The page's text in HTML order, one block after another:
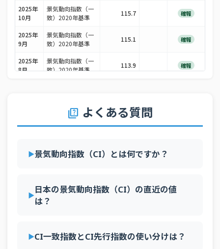
2025年
10月
景気動向指数（一
致）2020年基準
115.7 確報
2025年
9月
景気動向指数（一
致）2020年基準
115.1 確報
2025年
8月
景気動向指数（一
致）2020年基準
113.9 確報
景気動向指数（一
115.7
2025年
景気動向指数（一
致）2020年基準
115.8
景気動向指数（一
quiz よくある質問
景気動向指数（CI）とは何ですか？
日本の景気動向指数（CI）の直近の値
は？
CI一致指数とCI先行指数の使い分けは？